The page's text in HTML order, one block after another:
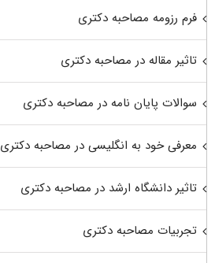
فرم رزومه مصاحبه دکتری
تاثیر مقاله در مصاحبه دکتری
سوالات پایان نامه در مصاحبه دکتری
معرفی خود به انگلیسی در مصاحبه دکتری
تاثیر دانشگاه ارشد در مصاحبه دکتری
تجربیات مصاحبه دکتری